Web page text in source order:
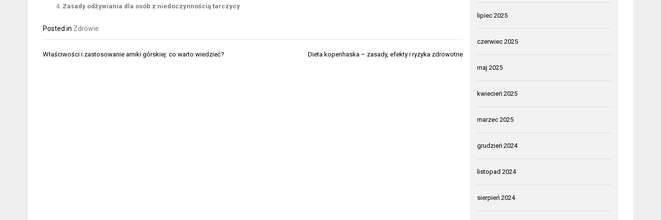
Zasady odżywiania dla osób z niedoczynnością tarczycy
Posted in Zdrowie
Nawigacja
Właściwości i zastosowanie arniki górskiej: co warto wiedzieć? Dieta kopenhaska – zasady, efekty i ryzyka zdrowotne
lipiec 2025
czerwiec 2025
maj 2025
kwiecień 2025
marzec 2025
grudzień 2024
listopad 2024
sierpień 2024